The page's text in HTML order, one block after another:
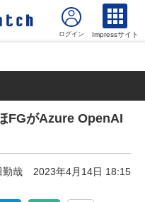
Impressサイト
FGがAzure OpenAI
勤哉 2023年4月14日 18:15